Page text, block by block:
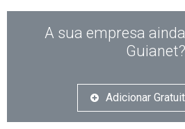
A sua empresa
Guianet?
Adicionar